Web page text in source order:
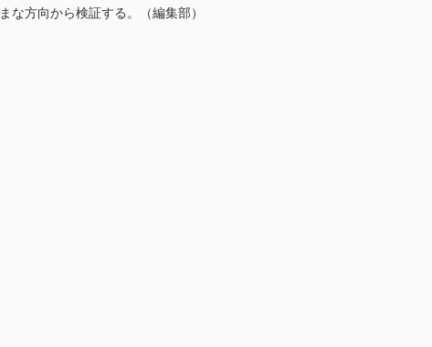
方向から検証する。（編集部）